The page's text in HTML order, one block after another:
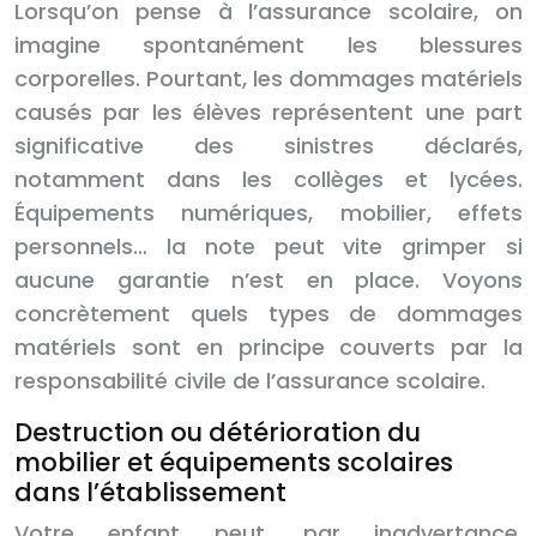
Lorsqu’on pense à l’assurance scolaire, on
imagine spontanément les blessures
corporelles. Pourtant, les dommages matériels
causés par les élèves représentent une part
significative des sinistres déclarés,
notamment dans les collèges et lycées.
Équipements numériques, mobilier, effets
personnels… la note peut vite grimper si
aucune garantie n’est en place. Voyons
concrètement quels types de dommages
matériels sont en principe couverts par la
responsabilité civile de l’assurance scolaire.
Destruction ou détérioration du
mobilier et équipements scolaires
dans l’établissement